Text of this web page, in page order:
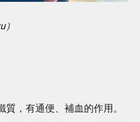
，有通便、補血的作用。